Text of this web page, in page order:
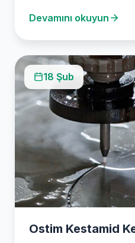
sunmaktadır.
Devamını okuyun
18 Şub
Ostim Kestamid